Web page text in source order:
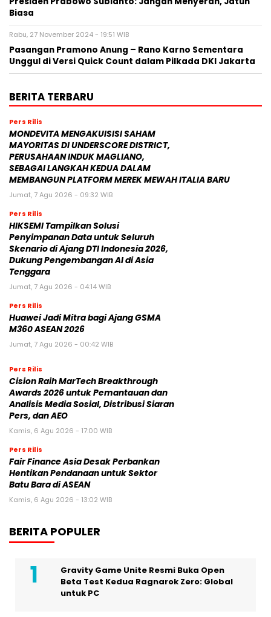
Biasa
Rabu, 27 November 2024 - 19:51 WIB
Pasangan Pramono Anung – Rano Karno Sementara
Unggul di Versi Quick Count dalam Pilkada DKI Jakarta
BERITA TERBARU
Pers Rilis
MONDEVITA MENGAKUISISI SAHAM
MAYORITAS DI UNDERSCORE DISTRICT,
PERUSAHAAN INDUK MAGLIANO,
SEBAGAI LANGKAH KEDUA DALAM
MEMBANGUN PLATFORM MEREK MEWAH ITALIA BARU
Jumat, 7 Agu 2026 - 09:32 WIB
Pers Rilis
HIKSEMI Tampilkan Solusi
Penyimpanan Data untuk Seluruh
Skenario di Ajang DTI Indonesia 2026,
Dukung Pengembangan AI di Asia
Tenggara
Jumat, 7 Agu 2026 - 04:14 WIB
Pers Rilis
Huawei Jadi Mitra bagi Ajang GSMA
M360 ASEAN 2026
Jumat, 7 Agu 2026 - 00:42 WIB
Pers Rilis
Cision Raih MarTech Breakthrough
Awards 2026 untuk Pemantauan dan
Analisis Media Sosial, Distribusi Siaran
Pers, dan AEO
Kamis, 6 Agu 2026 - 17:00 WIB
Pers Rilis
Fair Finance Asia Desak Perbankan
Hentikan Pendanaan untuk Sektor
Batu Bara di ASEAN
Kamis, 6 Agu 2026 - 13:02 WIB
BERITA POPULER
Gravity Game Unite Resmi Buka Open
Beta Test Kedua Ragnarok Zero: Global
untuk PC